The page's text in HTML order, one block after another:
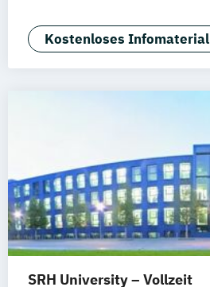
Kostenloses Infomaterial
SRH University – Vollzeit